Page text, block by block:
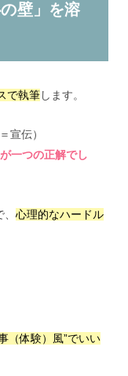
壁」を溶
で執筆します。
宣伝）
一つの正解でし
心理的なハードル
（体験）風”でいい